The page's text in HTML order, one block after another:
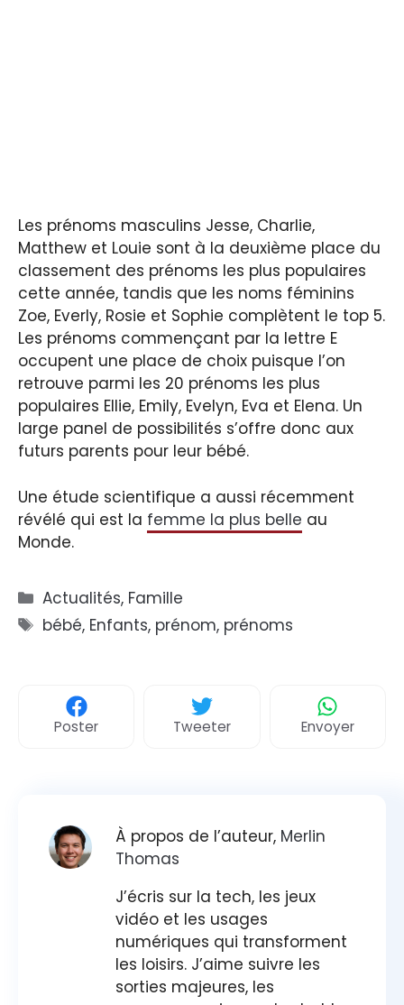
Les prénoms masculins Jesse, Charlie,
Matthew et Louie sont à la deuxième place du
classement des prénoms les plus populaires
cette année, tandis que les noms féminins
Zoe, Everly, Rosie et Sophie complètent le top 5.
Les prénoms commençant par la lettre E
occupent une place de choix puisque l’on
retrouve parmi les 20 prénoms les plus
populaires Ellie, Emily, Evelyn, Eva et Elena. Un
large panel de possibilités s’offre donc aux
futurs parents pour leur bébé.
Une étude scientifique a aussi récemment
révélé qui est la femme la plus belle au
Monde.
Catégories
Actualités, Famille
Étiquettes
bébé, Enfants, prénom, prénoms
Poster Tweeter Envoyer
À propos de l’auteur, Merlin
Thomas
J’écris sur la tech, les jeux
vidéo et les usages
numériques qui transforment
les loisirs. J’aime suivre les
sorties majeures, les